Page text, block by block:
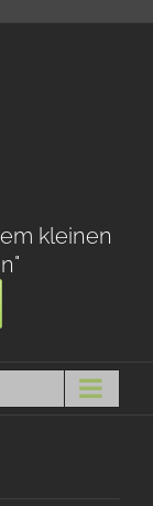
kleinen